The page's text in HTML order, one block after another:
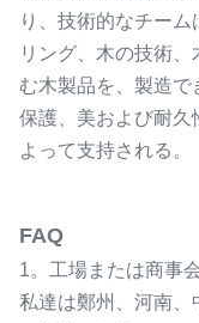
り、技術的なチー
リング、木の技術
む木製品を、製造
保護、美および耐久
よって支持される。
FAQ
1。工場または商事
私達は鄭州、河南、